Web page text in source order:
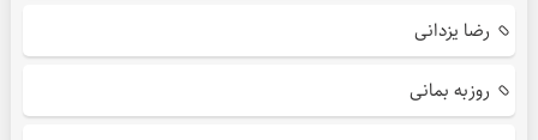
رضا یزدانی
روزبه بمانی